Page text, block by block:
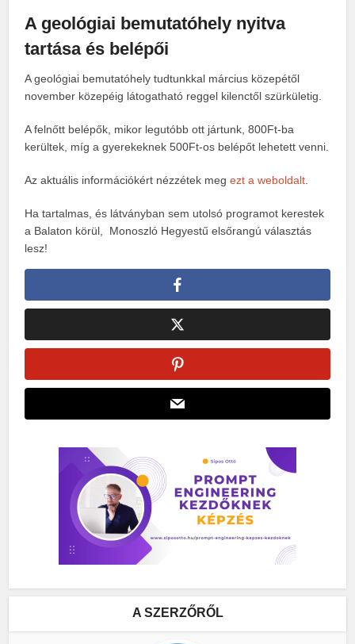
A geológiai bemutatóhely nyitva
tartása és belépői
A geológiai bemutatóhely tudtunkkal március közepétől
november közepéig látogatható reggel kilenctől szürkületig.
A felnőtt belépők, mikor legutóbb ott jártunk, 800Ft-ba
kerültek, míg a gyerekeknek 500Ft-os belépőt lehetett venni.
Az aktuális információkért nézzétek megezt a weboldalt
Ha tartalmas, és látványban sem utolsó programot kerestek
a Balaton körül, Monoszló Hegyestű elsőrangú választás
lesz!
A SZERZŐRŐL